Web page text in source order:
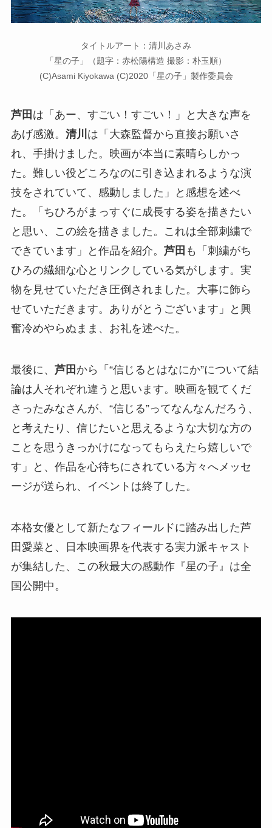
タイトルアート：清川あさみ
「星の子」（題字：赤松陽構造 撮影：朴玉順）
(C)Asami Kiyokawa (C)2020「星の子」製作委員会
芦田 は「あー、すごい！すごい！」と大きな声を
あげ感激。 清川 は「大森監督から直接お願いさ
れ、手掛けました。映画が本当に素晴らしかっ
た。難しい役どころなのに引き込まれるような演
技をされていて、感動しました」と感想を述べ
た。「ちひろがまっすぐに成長する姿を描きたい
と思い、この絵を描きました。これは全部刺繍で
できています」と作品を紹介。 芦田 も「刺繍がち
ひろの繊細な心とリンクしている気がします。実
物を見せていただき圧倒されました。大事に飾ら
せていただきます。ありがとうございます」と興
奮冷めやらぬまま、お礼を述べた。
最後に、 芦田 から「“信じるとはなにか”について結
論は人それぞれ違うと思います。映画を観てくだ
さったみなさんが、“信じる”ってなんなんだろう、
と考えたり、信じたいと思えるような大切な方の
ことを思うきっかけになってもらえたら嬉しいで
す」と、作品を心待ちにされている方々へメッセ
ージが送られ、イベントは終了した。
本格女優として新たなフィールドに踏み出した芦
田愛菜と、日本映画界を代表する実力派キャスト
が集結した、この秋最大の感動作『星の子』は全
国公開中。